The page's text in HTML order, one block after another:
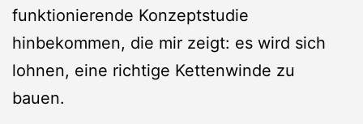
funktionierende Konzeptstudie
hinbekommen, die mir zeigt: es wird sich
lohnen, eine richtige Kettenwinde zu
bauen.